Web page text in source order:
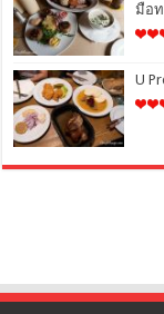
มือ
U